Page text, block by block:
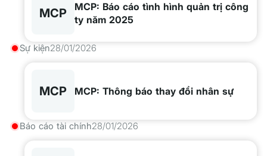
MCP
MCP: Báo cáo tình hình quản trị công
ty năm 2025
Sự kiện28/01/2026
MCP MCP: Thông báo thay đổi nhân sự
Báo cáo tài chính28/01/2026